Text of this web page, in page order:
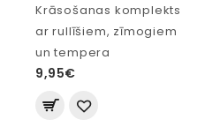
Krāsošanas komplekts
ar rullīšiem, zīmogiem
un tempera
9,95€